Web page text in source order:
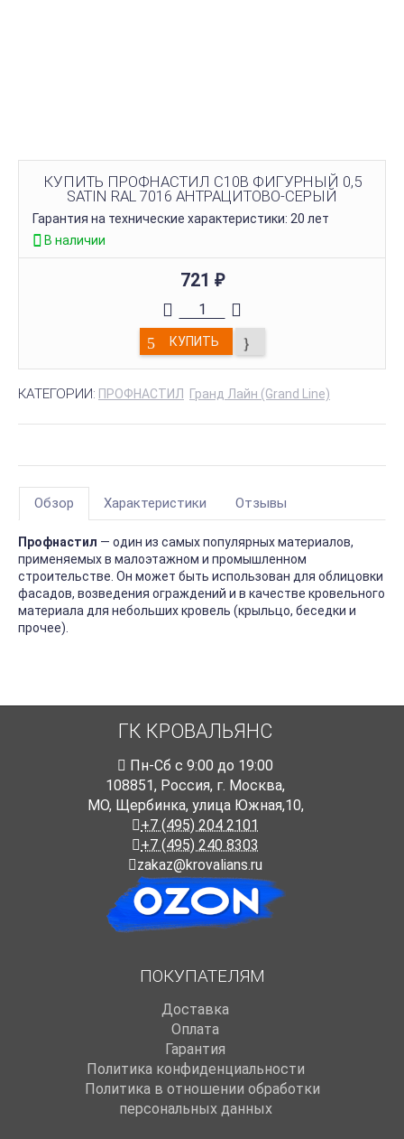
КУПИТЬ ПРОФНАСТИЛ C10B ФИГУРНЫЙ 0,5
SATIN RAL 7016 АНТРАЦИТОВО-СЕРЫЙ
Гарантия на технические характеристики: 20 лет
В наличии
721 ₽
КУПИТЬ
КАТЕГОРИИ: ПРОФНАСТИЛ Гранд Лайн (Grand Line)
Обзор Характеристики Отзывы
Профнастил — один из самых популярных материалов,
применяемых в малоэтажном и промышленном
строительстве. Он может быть использован для облицовки
фасадов, возведения ограждений и в качестве кровельного
материала для небольших кровель (крыльцо, беседки и
прочее).
ГК КРОВАЛЬЯНС
Пн-Cб с 9:00 до 19:00
108851, Россия, г. Москва,
МО, Щербинка, улица Южная,10,
+7 (495) 204 2101
+7 (495) 240 8303
zakaz@krovalians.ru
ПОКУПАТЕЛЯМ
Доставка
Оплата
Гарантия
Политика конфиденциальности
Политика в отношении обработки
персональных данных